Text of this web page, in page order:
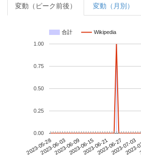
変動（ピーク前後） 変動（月別）
合計 Wikipedia
2023-05-282023-06-032023-06-092023-06-152023-06-212023-06-272023-07-03
0.00
0.25
0.50
0.75
1.00